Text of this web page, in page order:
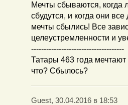
Мечты сбываются, когда
сбудутся, и когда они
мечты сбылись! Все
целеустремленности и
-------------------------------------
Татары 463 года
что? Сбылось?
Guest, 30.04.2016 в 18:53